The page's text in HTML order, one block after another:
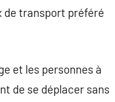
de transport préféré
et les personnes à
de se déplacer sans